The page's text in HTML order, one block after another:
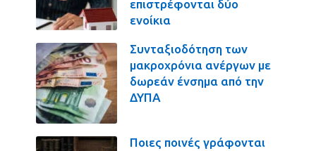
επιστρέφονται δύο
ενοίκια
Συνταξιοδότηση των
μακροχρόνια ανέργων με
δωρεάν ένσημα από την
ΔΥΠΑ
Ποιες ποινές γράφονται